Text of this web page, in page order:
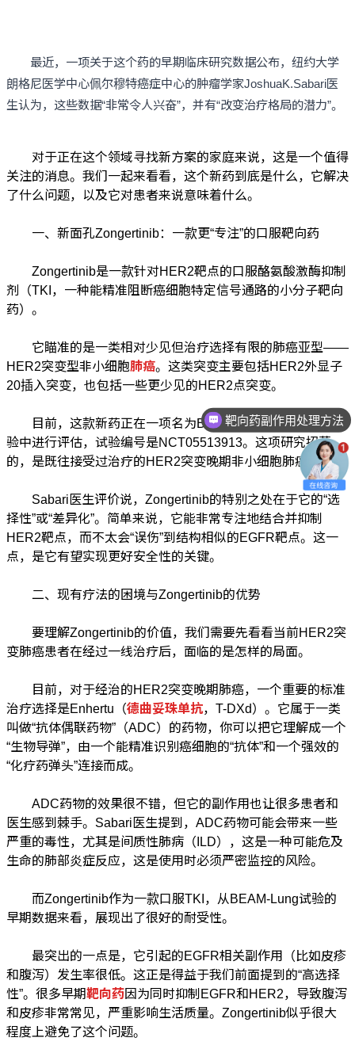
最近，一项关于这个药的早期临床研究数据公布，纽约大学
朗格尼医学中心佩尔穆特癌症中心的肿瘤学家JoshuaK.Sabari医
生认为，这些数据“非常令人兴奋”，并有“改变治疗格局的潜力”。
对于正在这个领域寻找新方案的家庭来说，这是一个值得
关注的消息。我们一起来看看，这个新药到底是什么，它解决
了什么问题，以及它对患者来说意味着什么。
一、新面孔Zongertinib：一款更“专注”的口服靶向药
Zongertinib是一款针对HER2靶点的口服酪氨酸激酶抑制
剂（TKI，一种能精准阻断癌细胞特定信号通路的小分子靶向
药）。
它瞄准的是一类相对少见但治疗选择有限的肺癌亚型——
HER2突变型非小细胞肺癌。这类突变主要包括HER2外显子
20插入突变，也包括一些更少见的HER2点突变。
目前，这款新药正在一项名为BEAM-Lung的1b期临床试
验中进行评估，试验编号是NCT05513913。这项研究招募
的，是既往接受过治疗的HER2突变晚期非小细胞肺癌患者。
Sabari医生评价说，Zongertinib的特别之处在于它的“选
择性”或“差异化”。简单来说，它能非常专注地结合并抑制
HER2靶点，而不太会“误伤”到结构相似的EGFR靶点。这一
点，是它有望实现更好安全性的关键。
二、现有疗法的困境与Zongertinib的优势
要理解Zongertinib的价值，我们需要先看看当前HER2突
变肺癌患者在经过一线治疗后，面临的是怎样的局面。
目前，对于经治的HER2突变晚期肺癌，一个重要的标准
治疗选择是Enhertu（德曲妥珠单抗，T-DXd）。它属于一类
叫做“抗体偶联药物”（ADC）的药物，你可以把它理解成一个
“生物导弹”，由一个能精准识别癌细胞的“抗体”和一个强效的
“化疗药弹头”连接而成。
ADC药物的效果很不错，但它的副作用也让很多患者和
医生感到棘手。Sabari医生提到，ADC药物可能会带来一些
严重的毒性，尤其是间质性肺病（ILD），这是一种可能危及
生命的肺部炎症反应，这是使用时必须严密监控的风险。
而Zongertinib作为一款口服TKI，从BEAM-Lung试验的
早期数据来看，展现出了很好的耐受性。
最突出的一点是，它引起的EGFR相关副作用（比如皮疹
和腹泻）发生率很低。这正是得益于我们前面提到的“高选择
性”。很多早期靶向药因为同时抑制EGFR和HER2，导致腹泻
和皮疹非常常见，严重影响生活质量。Zongertinib似乎很大
程度上避免了这个问题。
中西医结合治疗方法